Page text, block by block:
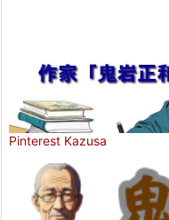
Pinterest Kazusa